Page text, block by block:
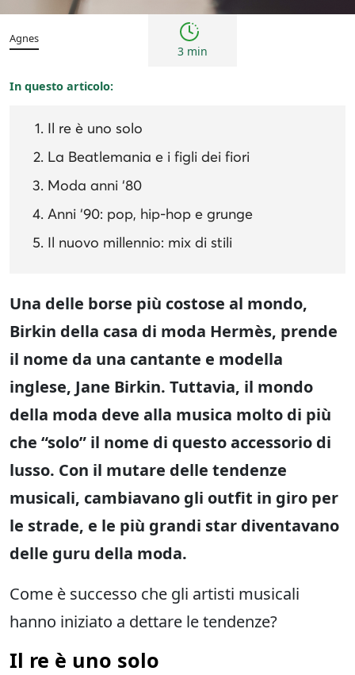
Agnes
3 min
In questo articolo:
Il re è uno solo
La Beatlemania e i figli dei fiori
Moda anni ‘80
Anni ‘90: pop, hip-hop e grunge
Il nuovo millennio: mix di stili
Una delle borse più costose al mondo,
Birkin della casa di moda Hermès, prende
il nome da una cantante e modella
inglese, Jane Birkin. Tuttavia, il mondo
della moda deve alla musica molto di più
che “solo” il nome di questo accessorio di
lusso. Con il mutare delle tendenze
musicali, cambiavano gli outfit in giro per
le strade, e le più grandi star diventavano
delle guru della moda.
Come è successo che gli artisti musicali
hanno iniziato a dettare le tendenze?
Il re è uno solo